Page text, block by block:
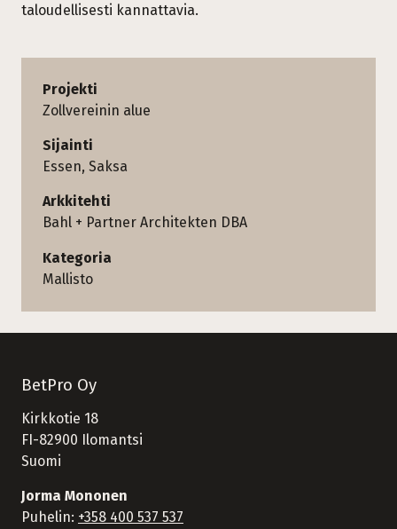
taloudellisesti kannattavia.
Projekti
Zollvereinin alue
Sijainti
Essen, Saksa
Arkkitehti
Bahl + Partner Architekten DBA
Kategoria
Mallisto
BetPro Oy
Kirkkotie 18
FI-82900 Ilomantsi
Suomi
Jorma Mononen
Puhelin: +358 400 537 537